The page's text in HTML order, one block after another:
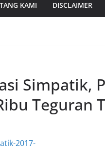
KAMI DISCLAIMER
Simpatik,
Teguran